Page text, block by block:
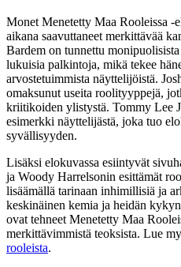
Monet Menetetty Maa Rooleissa -
aikana saavuttaneet merkittävää
Bardem on tunnettu
lukuisia palkintoja, mikä tekee
arvostetuimmista näyttelijöistä.
omaksunut useita roolityyppejä,
kriitikoiden ylistystä. Tommy Lee
esimerkki näyttelijästä, joka tuo
syvällisyyden.
Lisäksi elokuvassa esiintyvät
ja Woody Harrelsonin esittämät
lisäämällä tarinaan inhimillisiä ja
keskinäinen kemia ja heidän
ovat tehneet Menetetty Maa
merkittävimmistä teoksista. Lue
rooleista.